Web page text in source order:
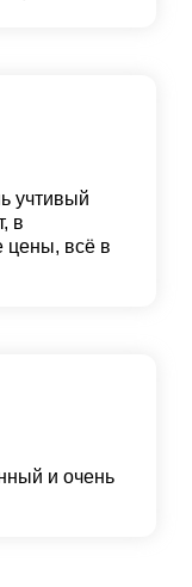
учтивый
в
цены, всё в
и очень